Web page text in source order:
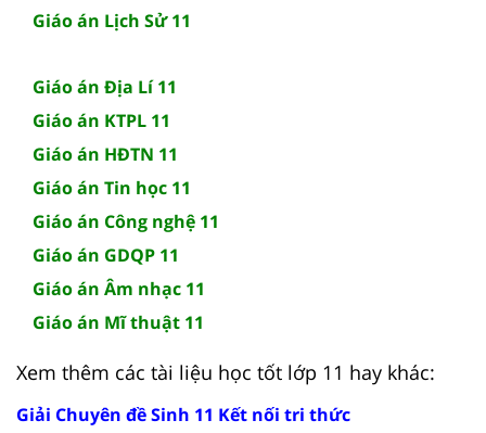
Giáo án Lịch Sử 11
Giáo án Địa Lí 11
Giáo án KTPL 11
Giáo án HĐTN 11
Giáo án Tin học 11
Giáo án Công nghệ 11
Giáo án GDQP 11
Giáo án Âm nhạc 11
Giáo án Mĩ thuật 11
Xem thêm các tài liệu học tốt lớp 11 hay khác:
Giải Chuyên đề Sinh 11 Kết nối tri thức